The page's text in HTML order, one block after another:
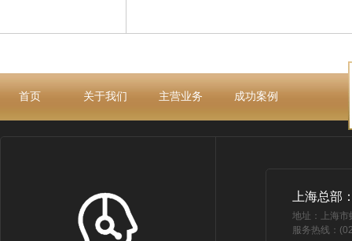
首页 关于我们 主营业务 成功案例
上海总部
地址：上海
服务热线：